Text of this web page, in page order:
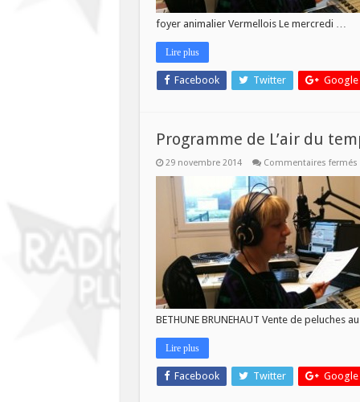
foyer animalier Vermellois Le mercredi …
Lire plus
Facebook Twitter Google
Programme de L’air du
29 novembre 2014 Commentaires fermés
BETHUNE BRUNEHAUT Vente de peluches
Lire plus
Facebook Twitter Google